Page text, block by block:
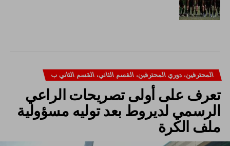
المحترفين، دوري المحترفين، القسم الثاني، القسم الثاني ب
تعرف على أولى تصريحات الراعي
الرسمي لديروط بعد توليه مسؤولية
ملف الكرة